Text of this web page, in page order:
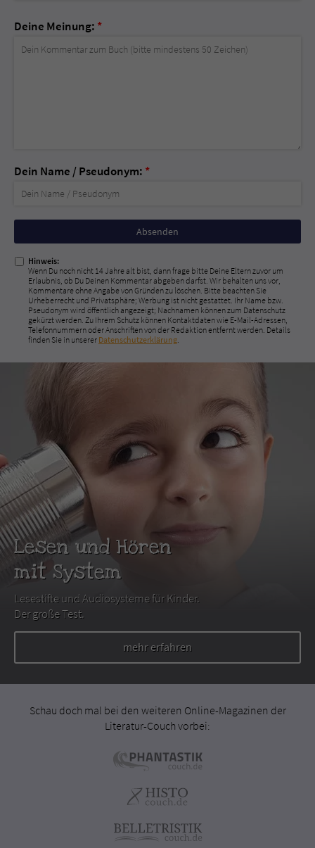
Deine Meinung: *
Dein Name / Pseudonym: *
Nicht
ausfüllen!
Hinweis:
Wenn Du noch nicht 14 Jahre alt bist, dann frage bitte Deine Eltern zuvor um
Erlaubnis, ob Du Deinen Kommentar abgeben darfst. Wir behalten uns vor,
Kommentare ohne Angabe von Gründen zu löschen. Bitte beachten Sie
Urheberrecht und Privatsphäre; Werbung ist nicht gestattet. Ihr Name bzw.
Pseudonym wird öffentlich angezeigt; Nachnamen können zum Datenschutz
gekürzt werden. Zu Ihrem Schutz können Kontaktdaten wie E-Mail-Adressen,
Telefonnummern oder Anschriften von der Redaktion entfernt werden. Details
finden Sie in unserer Datenschutzerklärung.
Lesen und Hören
mit System
Lesestifte und Audiosysteme für Kinder.
Der große Test.
mehr erfahren
Schau doch mal bei den weiteren Online-Magazinen der
Literatur-Couch vorbei: